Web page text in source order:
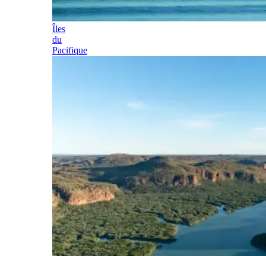
Îles
du
Pacifique